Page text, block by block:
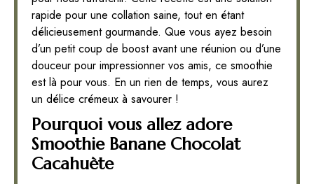
rapide pour une collation saine, tout en étant
délicieusement gourmande. Que vous ayez besoin
d’un petit coup de boost avant une réunion ou d’une
douceur pour impressionner vos amis, ce smoothie
est là pour vous. En un rien de temps, vous aurez
un délice crémeux à savourer !
Pourquoi vous allez adore
Smoothie Banane Chocolat
Cacahuète